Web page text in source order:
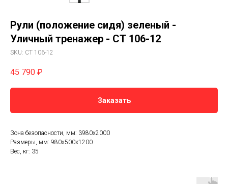
Рули (положение сидя) зеленый -
Уличный тренажер - СТ 106-12
SKU: СТ 106-12
45 790 ₽
Заказать
Зона безопасности, мм: 3980х2000
Размеры, мм: 980х500х1200
Вес, кг: 35